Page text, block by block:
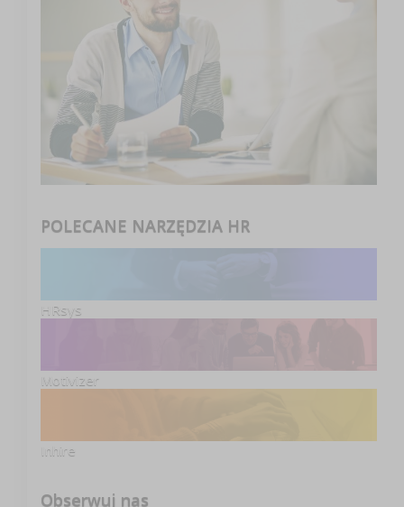
POLECANE NARZĘDZIA HR
HRsys
Motivizer
Inhire
Obserwuj nas